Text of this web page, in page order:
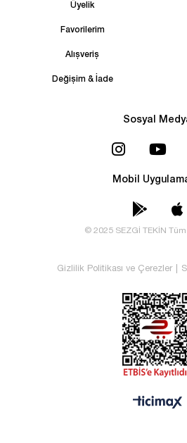
Üyelik
Favorilerim
Alışveriş
Değişim & İade
Sosyal
Mobil
© 2025 SEZGİ TEKİN Tüm
Gizlilik Politikası ve Çerezler